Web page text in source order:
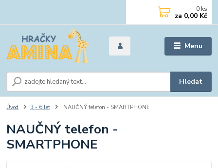
Menu
Hledat
0 ks
za 0,00 Kč
Úvod 3 - 6 let NAUČNÝ telefon - SMARTPHONE
NAUČNÝ telefon -
SMARTPHONE